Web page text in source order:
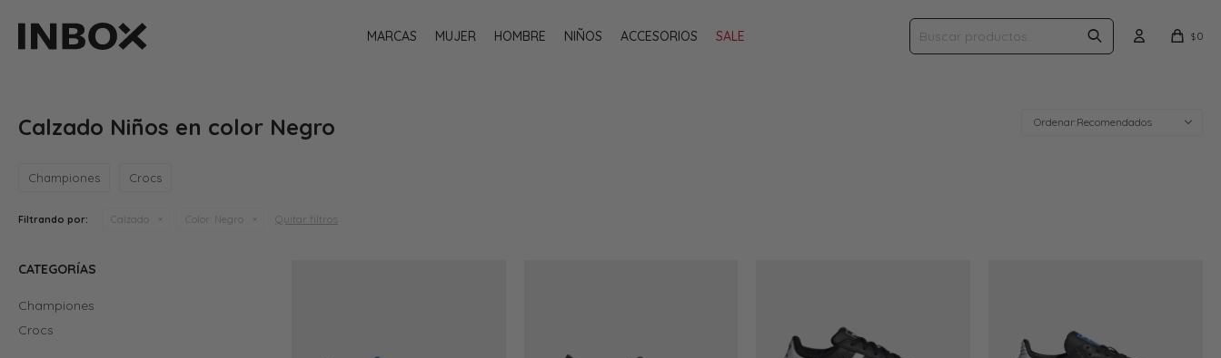
MARCAS MUJER HOMBRE NIÑOS ACCESORIOS SALE $0
Calzado Niños en color Negro Recomendados
Championes Crocs
Filtrando por: Calzado Color: Negro Quitar filtros
CATEGORÍAS
Championes
Crocs